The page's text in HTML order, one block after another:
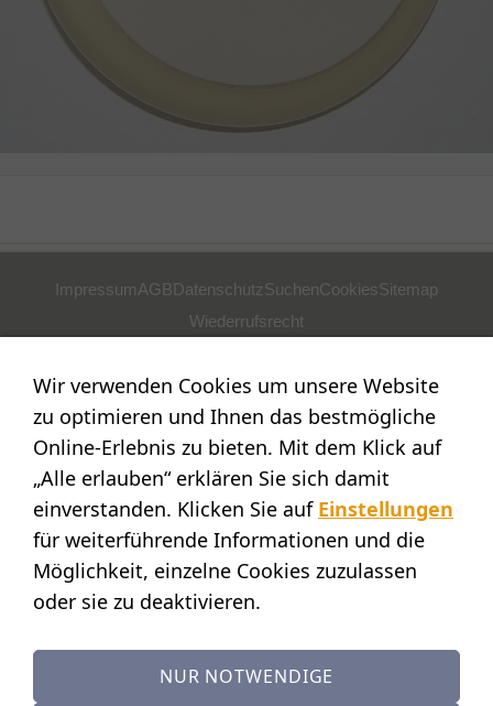
ImpressumAGBDatenschutzSuchenCookiesSitemap
Wiederrufsrecht
Nostalgie- & Geschenk Shop
Maja Schmid
Luzernerstr. 14
CH-6353 Weggis
SHOWROOM
STANDORT:
Calendariaweg 1
(nur auf Terminvereinbarung)
Wir verwenden Cookies um unsere Website
zu optimieren und Ihnen das bestmögliche
Online-Erlebnis zu bieten. Mit dem Klick auf
„Alle erlauben“ erklären Sie sich damit
einverstanden. Klicken Sie auf Einstellungen
für weiterführende Informationen und die
Möglichkeit, einzelne Cookies zuzulassen
oder sie zu deaktivieren.
NUR NOTWENDIGE